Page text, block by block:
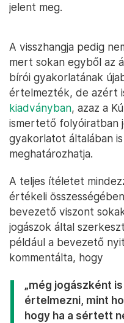
jelent meg.
A visszhangja pedig
mert sokan egyből az
bírói gyakorlatának
értelmezték, de azért
kiadványban, azaz a
ismertető folyóiratban
gyakorlatot általában
meghatározhatja.
A teljes ítéletet
értékeli
bevezető viszont
jogászok által
például a bevezető
kommentálta, hogy
„még jogászként
értelmezni, mint
hogy ha a sértett